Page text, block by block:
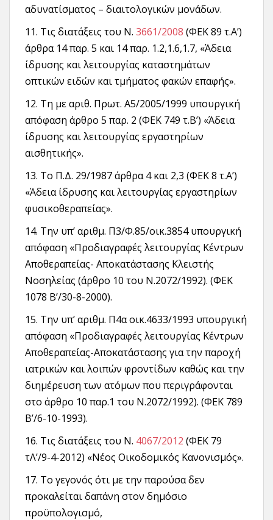
αδυνατίσματος – διαιτολογικών μονάδων.
11. Τις διατάξεις του Ν. 3661/2008 (ΦΕΚ 89 τ.Α’)
άρθρα 14 παρ. 5 και 14 παρ. 1.2,1.6,1.7, «Άδεια
ίδρυσης και λειτουργίας καταστημάτων
οπτικών ειδών και τμήματος φακών επαφής».
12. Τη με αριθ. Πρωτ. Α5/2005/1999 υπουργική
απόφαση άρθρο 5 παρ. 2 (ΦΕΚ 749 τ.Β’) «Άδεια
ίδρυσης και λειτουργίας εργαστηρίων
αισθητικής».
13. Το Π.Δ. 29/1987 άρθρα 4 και 2,3 (ΦΕΚ 8 τ.Α’)
«Άδεια ίδρυσης και λειτουργίας εργαστηρίων
φυσικοθεραπείας».
14. Την υπ’ αριθμ. Π3/Φ.85/οικ.3854 υπουργική
απόφαση «Προδιαγραφές λειτουργίας Κέντρων
Αποθεραπείας- Αποκατάστασης Κλειστής
Νοσηλείας (άρθρο 10 του Ν.2072/1992). (ΦΕΚ
1078 Β’/30-8-2000).
15. Την υπ’ αριθμ. Π4α οικ.4633/1993 υπουργική
απόφαση «Προδιαγραφές λειτουργίας Κέντρων
Αποθεραπείας-Αποκατάστασης για την παροχή
ιατρικών και λοιπών φροντίδων καθώς και την
διημέρευση των ατόμων που περιγράφονται
στο άρθρο 10 παρ.1 του Ν.2072/1992). (ΦΕΚ 789
Β’/6-10-1993).
16. Τις διατάξεις του Ν. 4067/2012 (ΦΕΚ 79
τΛ’/9-4-2012) «Νέος Οικοδομικός Κανονισμός».
17. To γεγονός ότι με την παρούσα δεν
προκαλείται δαπάνη στον δημόσιο
προϋπολογισμό,